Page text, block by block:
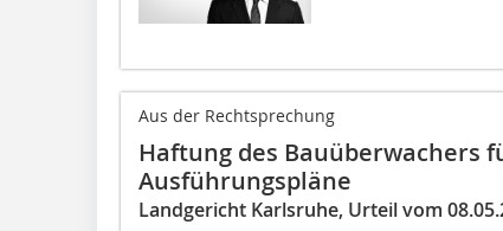
Aus der Rechtsprechung
Haftung des Bauüberwachers
Ausführungspläne
Landgericht Karlsruhe, Urteil vom